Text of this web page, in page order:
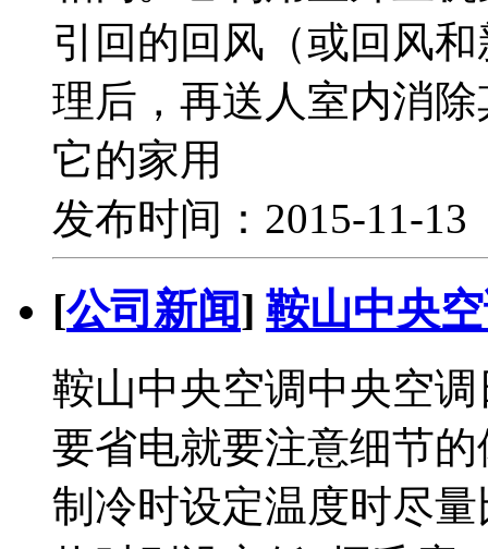
引回的回风（或回风
理后，再送人室内消
它的家用
发布时间：2015-11-
[公司新闻] 鞍山中央
鞍山中央空调中央空
要省电就要注意细节
制冷时设定温度时尽